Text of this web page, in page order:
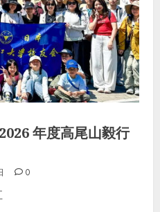
年度高尾山毅行
0